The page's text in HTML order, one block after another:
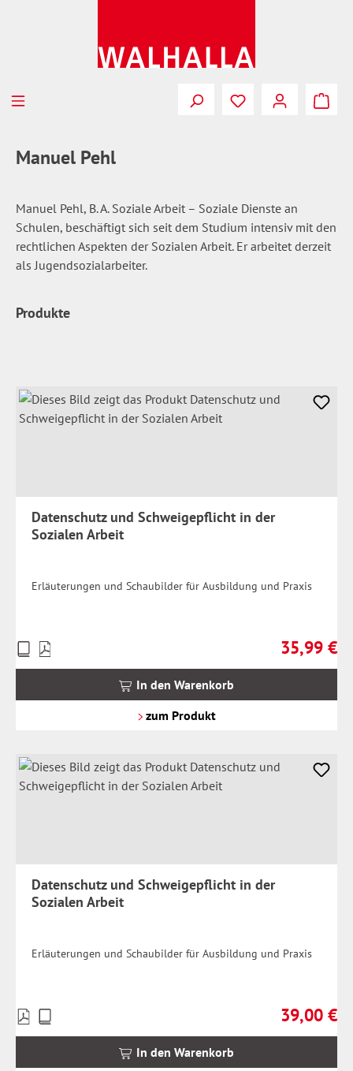
Du hast 0
Manuel Pehl
Manuel Pehl, B. A. Soziale Arbeit – Soziale Dienste an
Schulen, beschäftigt sich seit dem Studium intensiv mit den
rechtlichen Aspekten der Sozialen Arbeit. Er arbeitet derzeit
als Jugendsozialarbeiter.
Produkte
Datenschutz und Schweigepflicht in der
Sozialen Arbeit
Erläuterungen und Schaubilder für Ausbildung und Praxis
Regulärer
35,99 €
Preise
inkl.
In den Warenkorb
zum Produkt
Datenschutz und Schweigepflicht in der
Sozialen Arbeit
Erläuterungen und Schaubilder für Ausbildung und Praxis
Regulärer
39,00 €
Preise
inkl.
In den Warenkorb